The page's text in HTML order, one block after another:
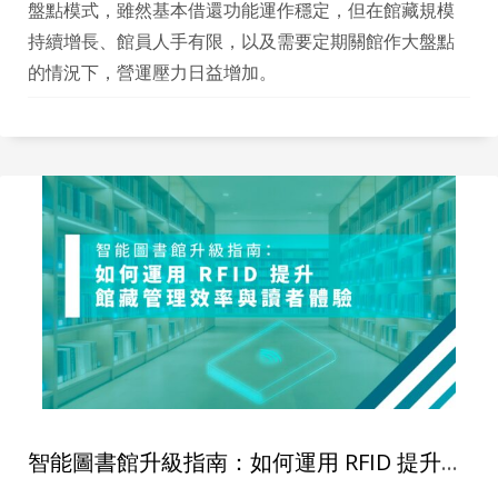
盤點模式，雖然基本借還功能運作穩定，但在館藏規模
持續增長、館員人手有限，以及需要定期關館作大盤點
的情況下，營運壓力日益增加。
智能圖書館升級指南：如何運用 RFID 提升館藏管理效率與讀者體驗